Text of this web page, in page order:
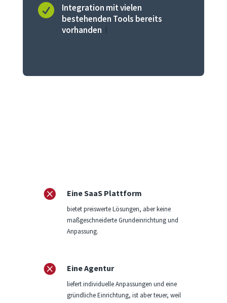

Integration mit vielen
bestehenden Tools bereits
vorhanden ℹ️
 Eine SaaS Plattform
bietet preiswerte Lösungen, aber keine
maßgeschneiderte Grundeinrichtung und
Anpassung.
 Eine Agentur
liefert individuelle Anpassungen und eine
gründliche Einrichtung, ist aber teuer, weil